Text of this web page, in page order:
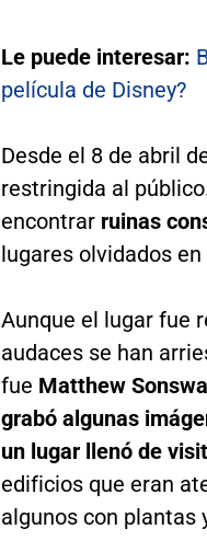
Le puede interesar:
película de Disney?
Desde el 8 de abril
restringida al
encontrarruinas
lugares olvidados en
Aunque el lugar fue
audaces se han
fue Matthew
grabó algunas
un lugar llenó de
edificios que eran
algunos con plantas